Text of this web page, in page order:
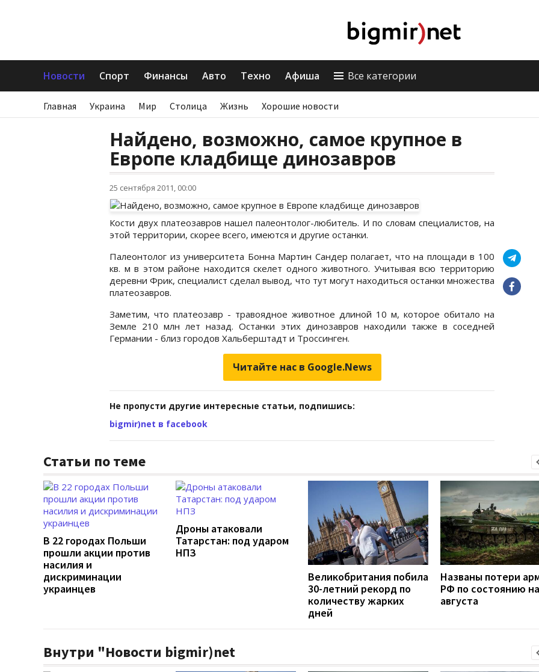
Новости Спорт Финансы Авто Техно Афиша Все категории
Главная Украина Мир Столица Жизнь Хорошие новости
Найдено, возможно, самое крупное в
Европе кладбище динозавров
25 сентября 2011, 00:00
Кости двух платеозавров нашел палеонтолог-любитель. И по словам специалистов, на
этой территории, скорее всего, имеются и другие останки.
Палеонтолог из университета Бонна Мартин Сандер полагает, что на площади в 100
кв. м в этом районе находится скелет одного животного. Учитывая всю территорию
деревни Фрик, специалист сделал вывод, что тут могут находиться останки множества
платеозавров.
Заметим, что платеозавр - травоядное животное длиной 10 м, которое обитало на
Земле 210 млн лет назад. Останки этих динозавров находили также в соседней
Германии - близ городов Хальберштадт и Троссинген.
Читайте нас в Google.News
Не пропусти другие интересные статьи, подпишись:
bigmir)net в facebook
Статьи по теме
В 22 городах Польши
прошли акции против
насилия и
дискриминации
украинцев
Дроны атаковали
Татарстан: под ударом
НПЗ
Великобритания побила
30-летний рекорд по
количеству жарких
дней
Названы потери
РФ по состоянию
августа
Внутри "Новости bigmir)net